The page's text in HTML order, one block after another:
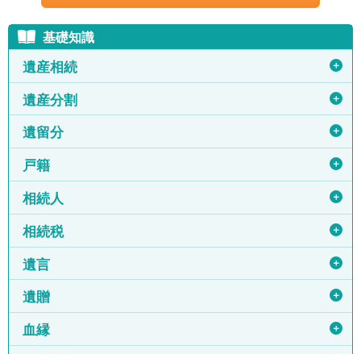
基礎知識
遺産相続 ＋
遺産分割 ＋
遺留分 ＋
戸籍 ＋
相続人 ＋
相続税 ＋
遺言 ＋
遺贈 ＋
血縁 ＋